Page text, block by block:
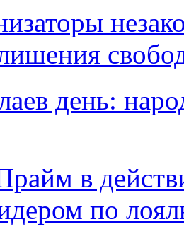
день:
в
по